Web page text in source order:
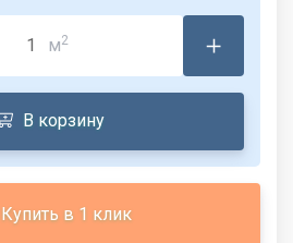
м2
В корзину
Купить в 1 клик